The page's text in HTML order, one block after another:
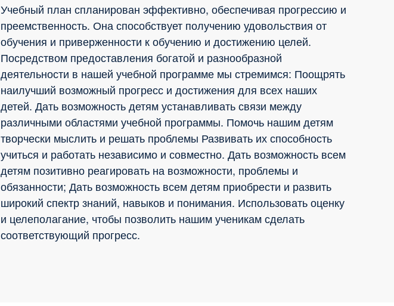
Учебный план спланирован эффективно, обеспечивая прогрессию и
преемственность. Она способствует получению удовольствия от
обучения и приверженности к обучению и достижению целей.
Посредством предоставления богатой и разнообразной
деятельности в нашей учебной программе мы стремимся: Поощрять
наилучший возможный прогресс и достижения для всех наших
детей. Дать возможность детям устанавливать связи между
различными областями учебной программы. Помочь нашим детям
творчески мыслить и решать проблемы Развивать их способность
учиться и работать независимо и совместно. Дать возможность всем
детям позитивно реагировать на возможности, проблемы и
обязанности; Дать возможность всем детям приобрести и развить
широкий спектр знаний, навыков и понимания. Использовать оценку
и целеполагание, чтобы позволить нашим ученикам сделать
соответствующий прогресс.